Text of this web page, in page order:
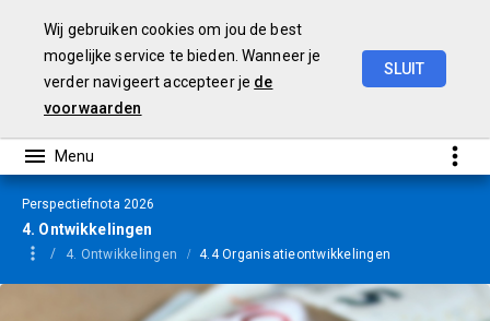
Wij gebruiken cookies om jou de best
mogelijke service te bieden. Wanneer je
verder navigeert accepteer je de
voorwaarden
SLUIT
Perspectiefnota 2026
4. Ontwikkelingen
4. Ontwikkelingen 4.4 Organisatieontwikkelingen